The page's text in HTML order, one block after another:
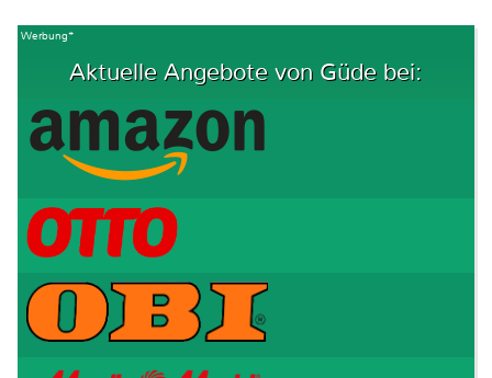
Werbung*
Aktuelle Angebote von Güde bei: